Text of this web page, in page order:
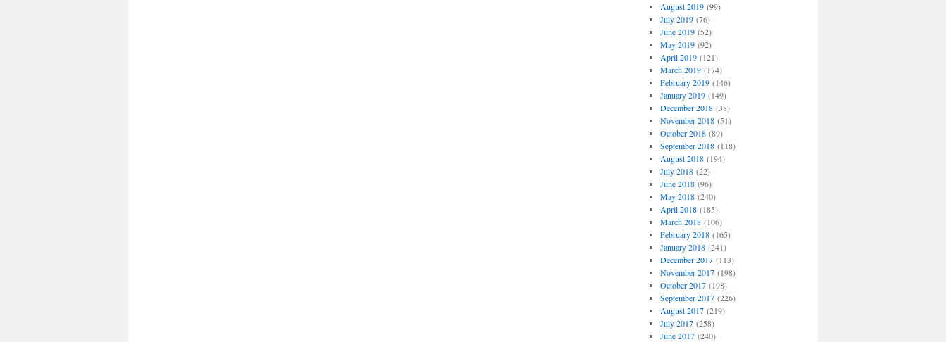
August 2019(99)
July 2019(76)
June 2019(52)
May 2019(92)
April 2019(121)
March 2019(174)
February 2019(146)
January 2019(149)
December 2018(38)
November 2018(51)
October 2018(89)
September 2018(118)
August 2018(194)
July 2018(22)
June 2018(96)
May 2018(240)
April 2018(185)
March 2018(106)
February 2018(165)
January 2018(241)
December 2017(113)
November 2017(198)
October 2017(198)
September 2017(226)
August 2017(219)
July 2017(258)
June 2017(240)